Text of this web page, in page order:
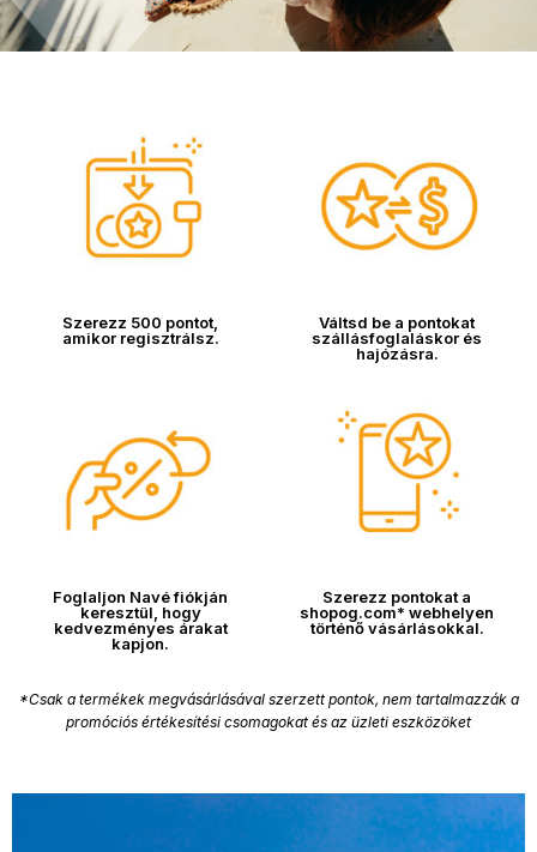
Szerezz 500 pontot,
amikor regisztrálsz.
Váltsd be a pontokat
szállásfoglaláskor és
hajózásra.
Foglaljon Navé fiókján
keresztül, hogy
kedvezményes árakat
kapjon.
Szerezz pontokat a
shopog.com* webhelyen
történő vásárlásokkal.
*Csak a termékek megvásárlásával szerzett pontok, nem tartalmazzák a
promóciós értékesítési csomagokat és az üzleti eszközöket